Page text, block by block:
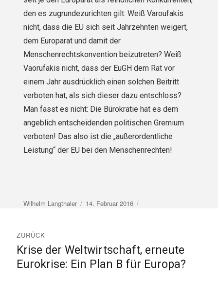
den es zugrundezurichten gilt. Weiß Varoufakis
nicht, dass die EU sich seit Jahrzehnten weigert,
dem Europarat und damit der
Menschenrechtskonvention beizutreten? Weiß
Vaorufakis nicht, dass der EuGH dem Rat vor
einem Jahr ausdrücklich einen solchen Beitritt
verboten hat, als sich dieser dazu entschloss?
Man fasst es nicht: Die Bürokratie hat es dem
angeblich entscheidenden politischen Gremium
verboten! Das also ist die „außerordentliche
Leistung“ der EU bei den Menschenrechten!
Autor
Wilhelm Langthaler
Veröffentlicht
14. Februar 2016
ZURÜCK
Vorheriger
Beitrag:
Krise der Weltwirtschaft, erneute
Eurokrise: Ein Plan B für Europa?